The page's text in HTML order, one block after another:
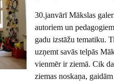
30.janvārī Mākslas
autoriem un
gadu izstāžu tematiku.
uzņemt savās telpās
vienmēr ir ziemā. Cik
ziemas noskaņa,